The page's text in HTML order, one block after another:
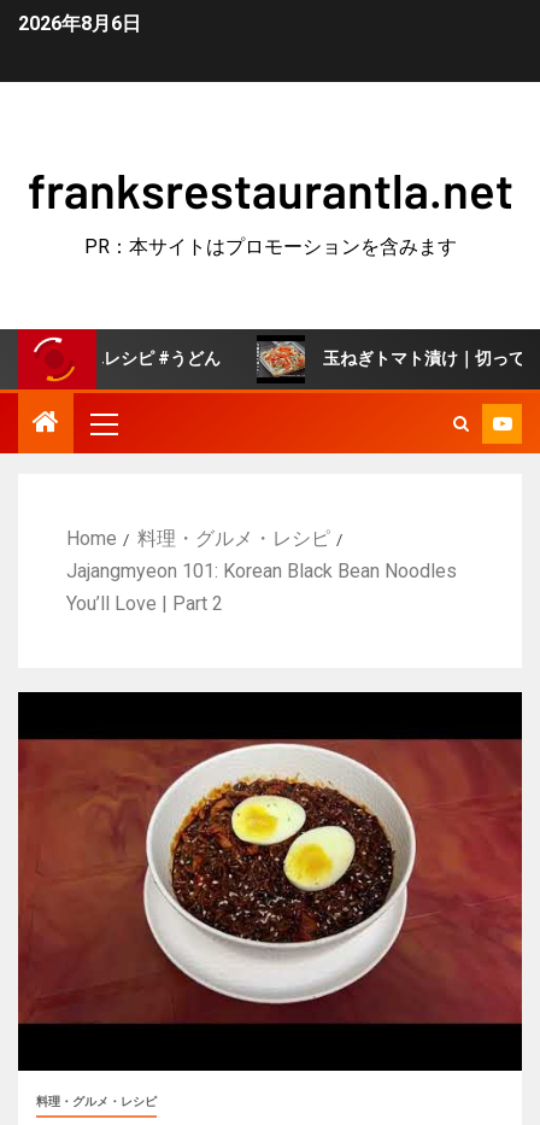
2026年8月6日
franksrestaurantla.net
PR：本サイトはプロモーションを含みます
ピ #うどん 玉ねぎトマト漬け｜切って漬けるだけで簡
Home
料理・グルメ・レシピ
Jajangmyeon 101: Korean Black Bean Noodles
You’ll Love | Part 2
料理・グルメ・レシピ